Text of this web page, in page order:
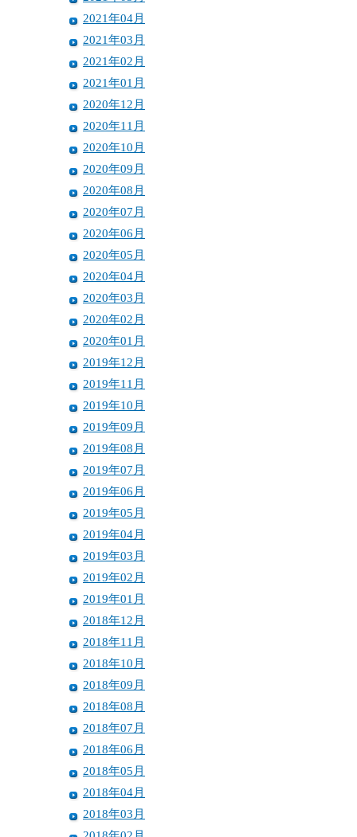
2021年04月
2021年03月
2021年02月
2021年01月
2020年12月
2020年11月
2020年10月
2020年09月
2020年08月
2020年07月
2020年06月
2020年05月
2020年04月
2020年03月
2020年02月
2020年01月
2019年12月
2019年11月
2019年10月
2019年09月
2019年08月
2019年07月
2019年06月
2019年05月
2019年04月
2019年03月
2019年02月
2019年01月
2018年12月
2018年11月
2018年10月
2018年09月
2018年08月
2018年07月
2018年06月
2018年05月
2018年04月
2018年03月